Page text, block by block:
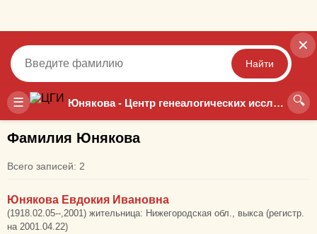
☰ Юнякова - Центр генеалогических исследований 🔍
✕
Найти
Точный Неточный
Фамилия Юнякова
Всего записей: 2
Юнякова Евдокия Ивановна
(1918.02.05--,2001) жительница: Нижегородская обл., выкса (регистр.
на 2001.04.22)